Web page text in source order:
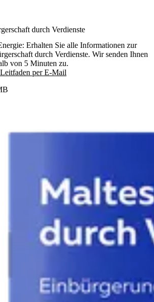
durch Verdienste
Erhalten Sie alle Informationen zur
durch Verdienste. Wir senden Ihnen
von 5 Minuten zu.
per E-Mail